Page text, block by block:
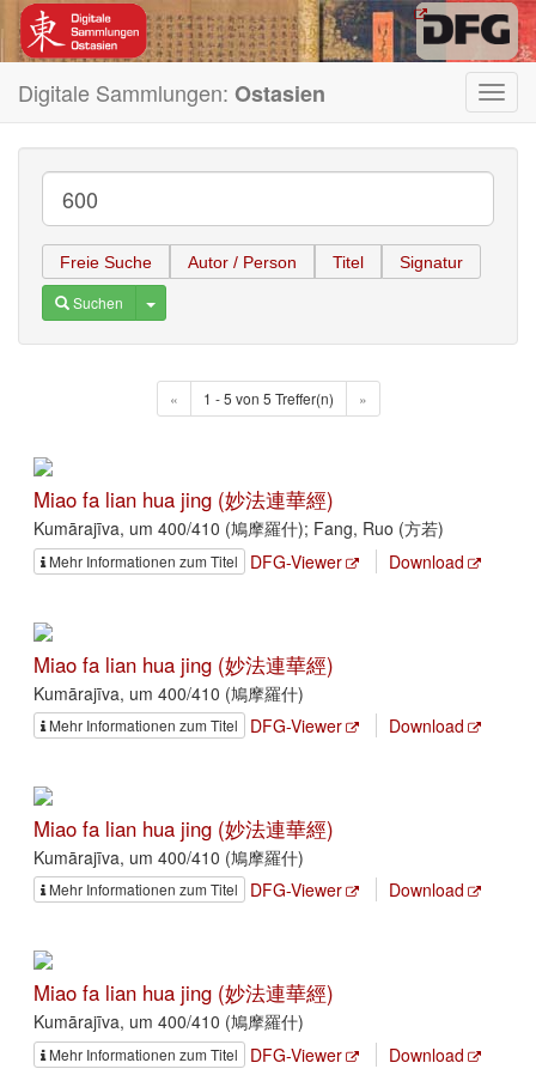
Digitale Sammlungen: Ostasien
Freie Suche Autor / Person Titel Signatur
Suchen Toggle Dropdown
« 1 - 5 von 5 Treffer(n) »
Miao fa lian hua jing (妙法連華經)
Kumārajīva, um 400/410 (鳩摩羅什); Fang, Ruo (方若)
Mehr Informationen zum Titel DFG-Viewer Download
Miao fa lian hua jing (妙法連華經)
Kumārajīva, um 400/410 (鳩摩羅什)
Mehr Informationen zum Titel DFG-Viewer Download
Miao fa lian hua jing (妙法連華經)
Kumārajīva, um 400/410 (鳩摩羅什)
Mehr Informationen zum Titel DFG-Viewer Download
Miao fa lian hua jing (妙法連華經)
Kumārajīva, um 400/410 (鳩摩羅什)
Mehr Informationen zum Titel DFG-Viewer Download